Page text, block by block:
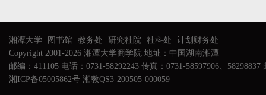
湘潭大学 图书馆 教务处 研究社院 社科处
计划财务处
Copyright 2001-2026 湘潭大学商学院 地址：中国湖南湘潭
邮编：411105 电话：0731-58292243 传真：0731-58597906、58298837
湘ICP备05005862号 湘教QS3-200505-000059